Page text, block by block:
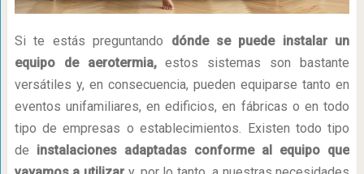
Si te estás preguntando dónde se puede instalar un
equipo de aerotermia,estos sistemas son bastante
versátiles y, en consecuencia, pueden equiparse tanto en
eventos unifamiliares, en edificios, en fábricas o en todo
tipo de empresas o establecimientos. Existen todo tipo
de instalaciones adaptadas conforme al equipo que